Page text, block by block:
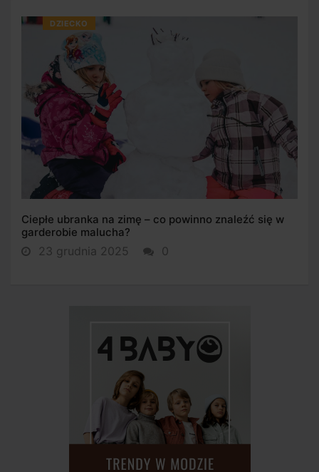
DZIECKO
Ciepłe ubranka na zimę – co powinno znaleźć się w
garderobie malucha?
23 grudnia 2025 0